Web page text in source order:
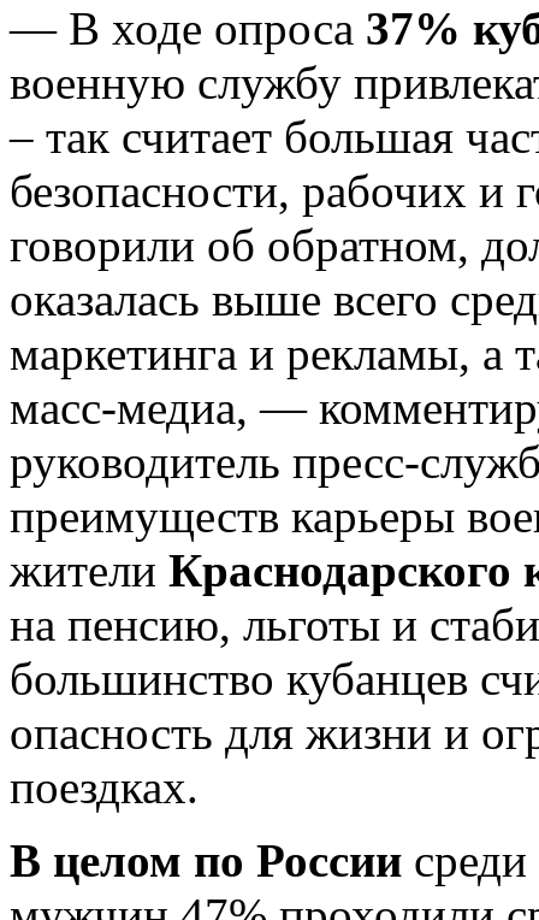
— В ходе опроса 37%
военную службу
– так считает большая
безопасности, рабочих
говорили об обратном,
оказалась выше всего
маркетинга и рекламы, а
масс-медиа, —
руководитель пресс-
преимуществ карьеры
жители Краснодарского
на пенсию, льготы и
большинство кубанцев
опасность для жизни и
поездках.
В целом по России